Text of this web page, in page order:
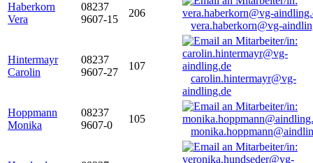
Haberkorn
Vera
08237
9607-15
206
vera.haberkorn@vg-
Hintermayr
Carolin
08237
9607-27
107
carolin.hintermayr@vg-
aindling.de
Hoppmann
Monika
08237
9607-0
105